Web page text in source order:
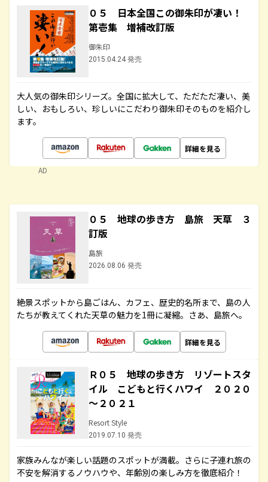
０５ 日本全国この御朱印が凄い！
第壱集 増補改訂版
御朱印
2015.04.24 発売
大人気の御朱印シリーズ。全国に拡大して、ただただ凄い、美
しい、おもしろい、珍しいにこだわり御朱印そのものを紹介し
ます。
詳細を見る
AD
０５ 地球の歩き方 島旅 天草 ３
訂版
島旅
2026.08.06 発売
絶景スポットから島ごはん、カフェ、歴史的名所まで、島の人
たちが教えてくれた天草の魅力を1冊に凝縮。さあ、島旅へ。
詳細を見る
Ｒ０５ 地球の歩き方 リゾートスタ
イル こどもと行くハワイ ２０２０
～２０２１
Resort Style
2019.07.10 発売
家族みんなが楽しい話題のスポットが満載。さらに子連れ旅の
不安を解消するノウハウや、年齢別の楽しみ方を徹底紹介！